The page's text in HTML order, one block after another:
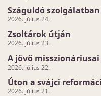
Száguldó szolgálatban
2026. július 24.
Zsoltárok útján
2026. július 23.
A jövő
2026. július 22.
Úton a svájci
2026. július 21.